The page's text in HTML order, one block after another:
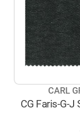
CARL
CG Faris-G-J